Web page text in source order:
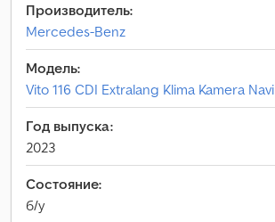
Производитель:
Mercedes-Benz
Модель:
Vito 116 CDI Extralang Klima Kamera Navi
Год выпуска:
2023
Состояние:
б/у